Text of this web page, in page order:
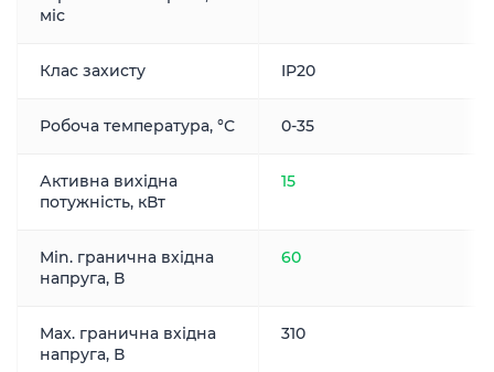
міс
Клас захисту IP20
Робоча температура, °С 0-35
Активна вихідна
потужність, кВт
15
Min. гранична вхідна
напруга, В
60
Max. гранична вхідна
напруга, В
310